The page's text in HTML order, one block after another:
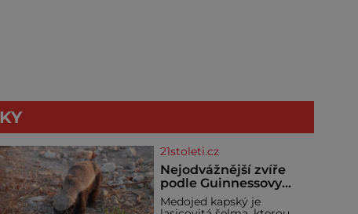
21stoleti.cz
Nejodvážnější zvíře
podle Guinnessovy
knihy rekordů?
Šelmička s pruhem na
Medojed kapský je